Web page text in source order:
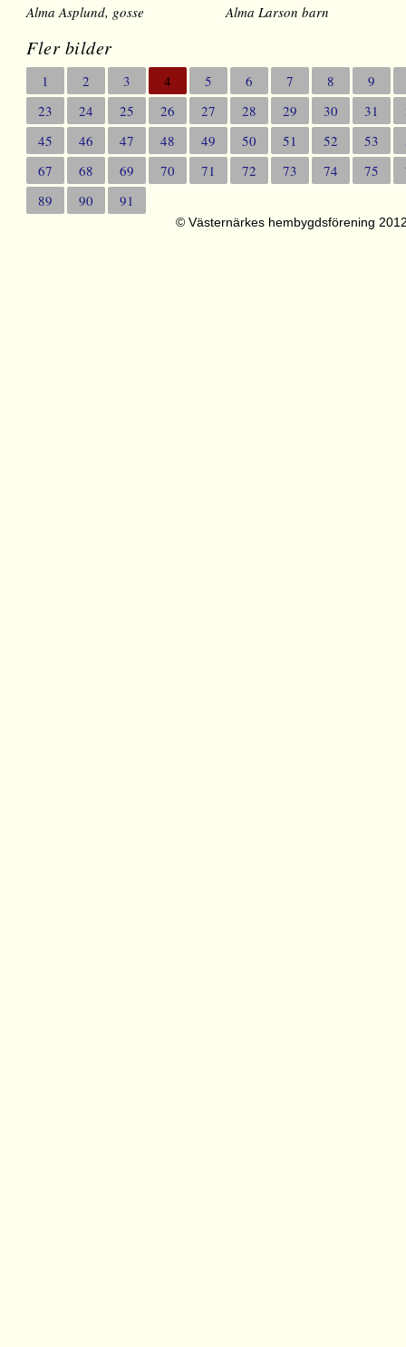
Alma Asplund, gosse Alma Larson barn
Fler bilder
1 2 3 4 5 6 7 8 9
23
24 25 26 27 28 29 30 31
45
46 47 48 49 50 51 52 53
67
68 69 70 71 72 73 74 75
89
90 91
© Västernärkes hembygdsförening